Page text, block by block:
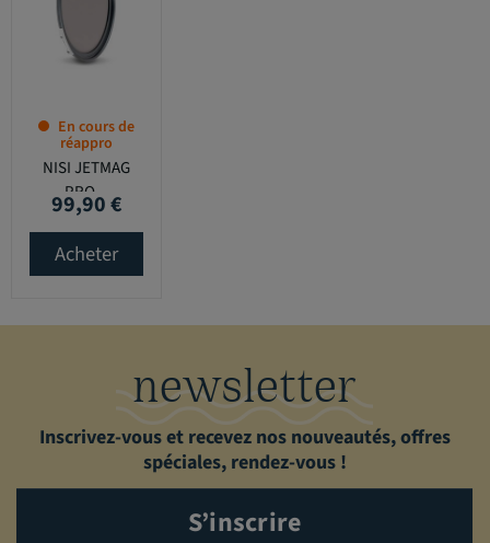
En cours de
réappro
NISI JETMAG
PRO...
Prix
99,90 €
Acheter
newsletter
Inscrivez-vous et recevez nos nouveautés, offres
spéciales, rendez-vous !
S’inscrire